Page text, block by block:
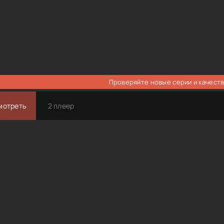
Проверяйте новые серии и
2 плеер